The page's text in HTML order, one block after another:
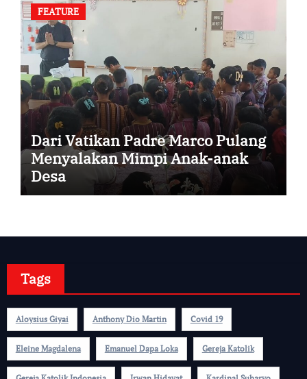
FEATURE
Dari Vatikan Padre Marco Pulang
Menyalakan Mimpi Anak-anak
Desa
Tags
Aloysius Giyai Anthony Dio Martin Covid 19
Eleine Magdalena Emanuel Dapa Loka Gereja Katolik